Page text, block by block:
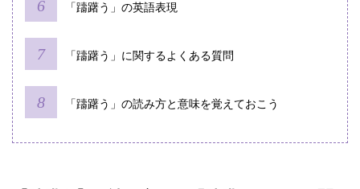
「躊躇う」の英語表現
「躊躇う」に関するよくある質問
「躊躇う」の読み方と意味を覚えておこう